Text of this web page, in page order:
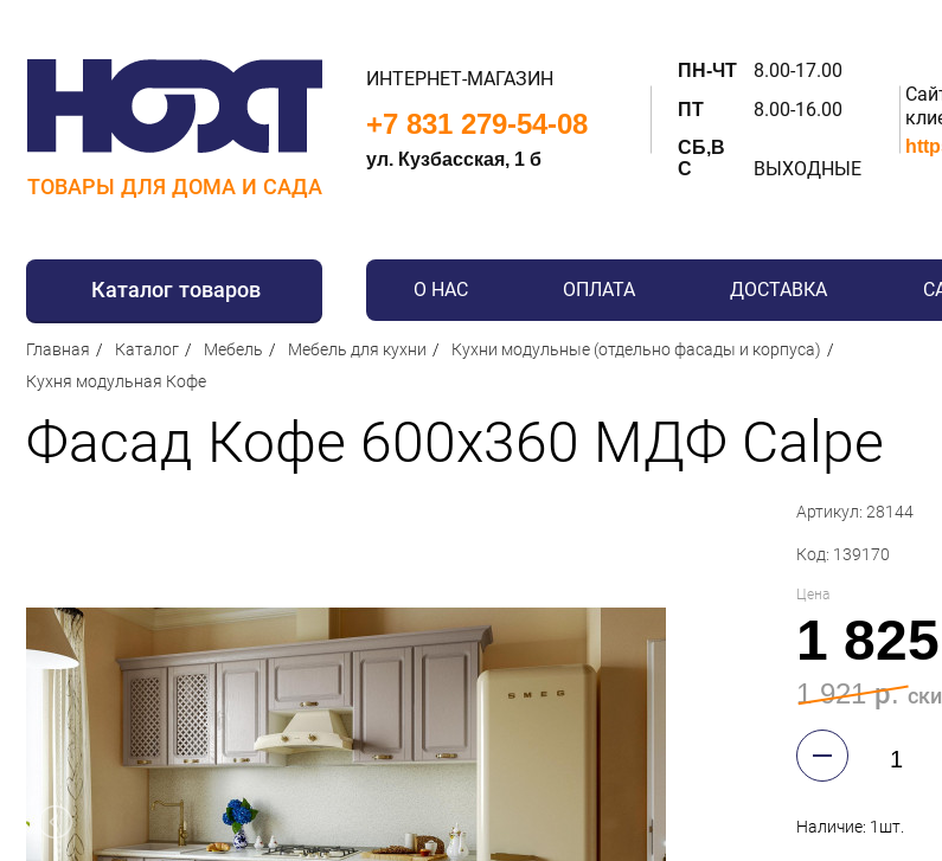
ТОВАРЫ ДЛЯ ДОМА И САДА
ИНТЕРНЕТ-МАГАЗИН
+7 831 279-54-08
ул. Кузбасская, 1 б
ПН-ЧТ 8.00-17.00
ПТ 8.00-16.00
СБ,В
С
ВЫХОДНЫЕ
Каталог товаров
Для дома
Для кухни
Сантехника
Для дачи и отдыха
Бытовая техника
Обувь для дома и дачи
Акции
О НАС ОПЛАТА ДОСТАВКА
Главная Каталог Мебель Мебель для кухни
Кухни модульные (отдельно фасады и корпуса)
Кухня модульная Кофе
Фасад Кофе 600х360 МДФ Calpe
Артикул: 28144
Код: 139170
Цена
1
1 921 р.
Наличие: 1шт.